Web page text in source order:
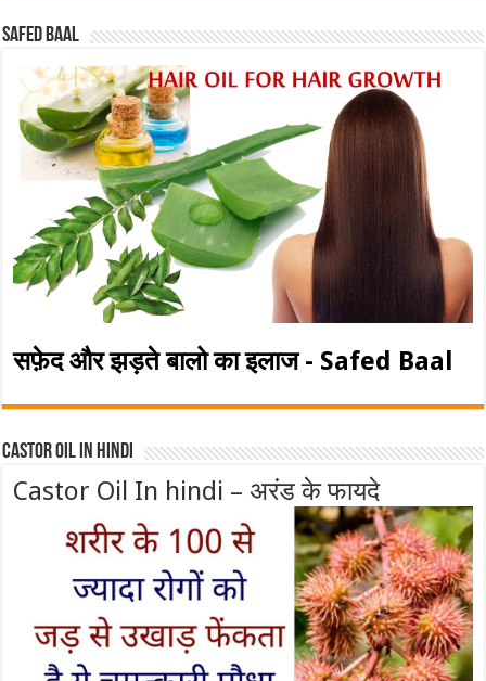
Safed baal
सफ़ेद और झड़ते बालो का इलाज - Safed Baal
Castor Oil In Hindi
Castor Oil In hindi – अरंड के फायदे